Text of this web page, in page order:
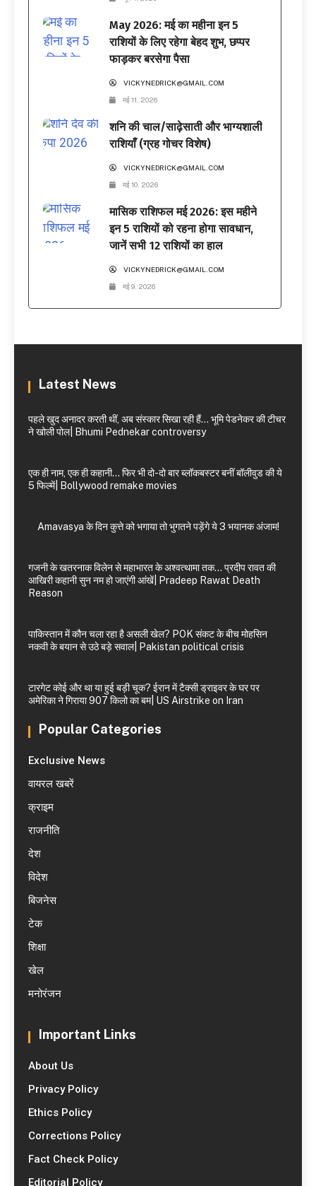
May 2026: मई का महीना इन 5
राशियों के लिए रहेगा बेहद शुभ, छप्पर
फाड़कर बरसेगा पैसा
VICKYNEDRICK@GMAIL.COM
मई 11, 2026
शनि की चाल/साढ़ेसाती और भाग्यशाली
राशियाँ (ग्रह गोचर विशेष)
VICKYNEDRICK@GMAIL.COM
मई 10, 2026
मासिक राशिफल मई 2026: इस महीने
इन 5 राशियों को रहना होगा सावधान,
जानें सभी 12 राशियों का हाल
VICKYNEDRICK@GMAIL.COM
मई 9, 2026
Latest News
पहले खुद अनादर करती थीं, अब संस्कार सिखा रही हैं… भूमि पेडनेकर की टीचर
ने खोली पोल| Bhumi Pednekar controversy
एक ही नाम, एक ही कहानी… फिर भी दो-दो बार ब्लॉकबस्टर बनीं बॉलीवुड की ये
5 फिल्में| Bollywood remake movies
Amavasya के दिन कुत्ते को भगाया तो भुगतने पड़ेंगे ये 3 भयानक अंजाम!
गजनी के खतरनाक विलेन से महाभारत के अश्वत्थामा तक… प्रदीप रावत की
आखिरी कहानी सुन नम हो जाएंगी आंखें| Pradeep Rawat Death
Reason
पाकिस्तान में कौन चला रहा है असली खेल? POK संकट के बीच मोहसिन
नकवी के बयान से उठे बड़े सवाल| Pakistan political crisis
टारगेट कोई और था या हुई बड़ी चूक? ईरान में टैक्सी ड्राइवर के घर पर
अमेरिका ने गिराया 907 किलो का बम| US Airstrike on Iran
Popular Categories
Exclusive News
वायरल खबरें
क्राइम
राजनीति
देश
विदेश
बिजनेस
टेक
शिक्षा
खेल
मनोरंजन
Important Links
About Us
Privacy Policy
Ethics Policy
Corrections Policy
Fact Check Policy
Editorial Policy